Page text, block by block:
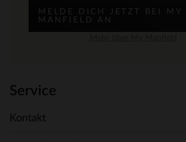
MELDE DICH JETZT BEI MY
MANFIELD AN
Service
Kontakt